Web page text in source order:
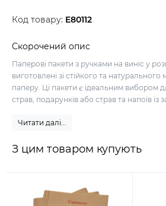
Код товару: E80112
Скорочений опис
Паперові пакети з ручками на виніс у
виготовлені зі стійкого та натурального
паперу. Ці пакети є ідеальним вибором
страв, подарунків або страв та напоїв із
Читати далі...
З цим товаром купують